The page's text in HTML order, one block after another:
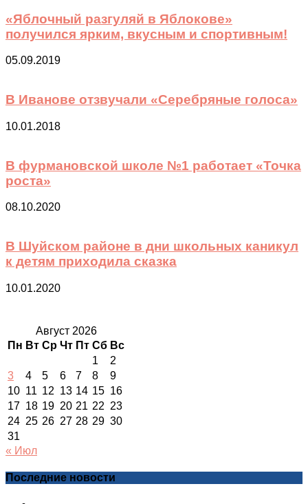
«Яблочный разгуляй в Яблокове»
получился ярким, вкусным и спортивным!
05.09.2019
В Иванове отзвучали «Серебряные голоса»
10.01.2018
В фурмановской школе №1 работает «Точка
роста»
08.10.2020
В Шуйском районе в дни школьных каникул
к детям приходила сказка
10.01.2020
Август 2026
Пн Вт Ср Чт Пт Сб Вс
1
2
3
4 5 6 7 8
9
10 11 12 13 14 15 16
17 18 19 20 21 22 23
24 25 26 27 28 29 30
31
« Июл
Последние новости